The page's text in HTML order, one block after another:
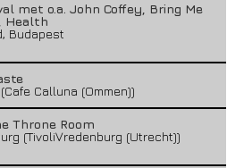
met o.a. John Coffey, Bring Me
Health
Budapest
Calluna (Ommen))
Throne Room
(TivoliVredenburg (Utrecht))